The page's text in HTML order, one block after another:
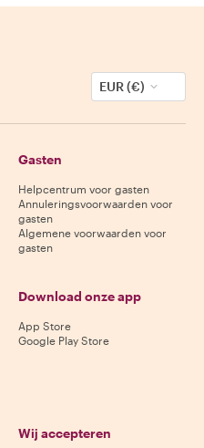
EUR (€)
Gasten
Helpcentrum voor gasten
Annuleringsvoorwaarden voor
gasten
Algemene voorwaarden voor
gasten
Download onze app
App Store
Google Play Store
Wij accepteren